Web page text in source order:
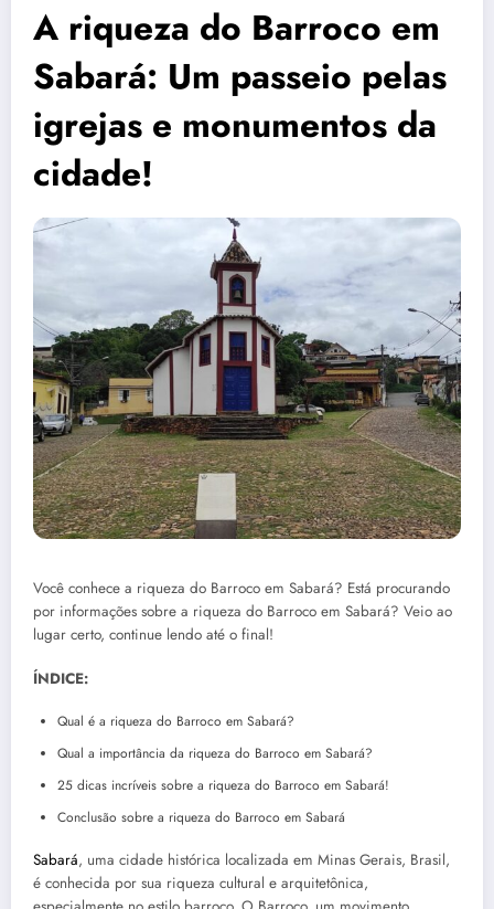
A riqueza do Barroco em
Sabará: Um passeio pelas
igrejas e monumentos da
cidade!
Você conhece a riqueza do Barroco em Sabará? Está procurando
por informações sobre a riqueza do Barroco em Sabará? Veio ao
lugar certo, continue lendo até o final!
ÍNDICE:
Qual é a riqueza do Barroco em Sabará?
Qual a importância da riqueza do Barroco em Sabará?
25 dicas incríveis sobre a riqueza do Barroco em Sabará!
Conclusão sobre a riqueza do Barroco em Sabará
Sabará, uma cidade histórica localizada em Minas Gerais, Brasil,
é conhecida por sua riqueza cultural e arquitetônica,